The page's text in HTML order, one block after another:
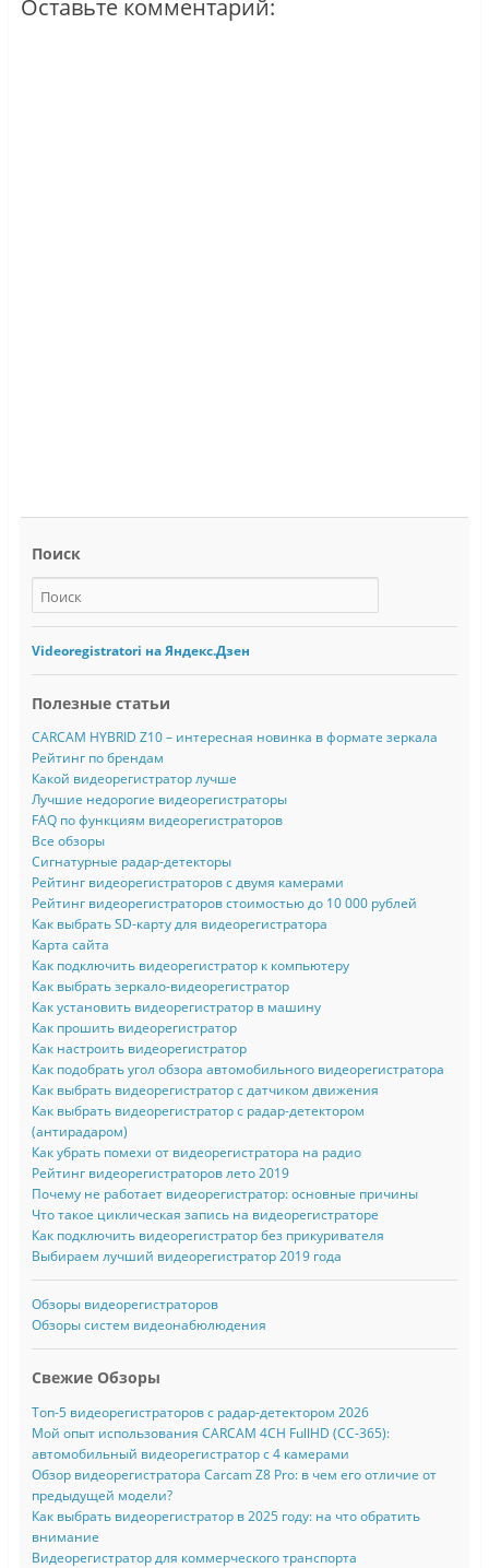
Оставьте комментарий:
Поиск
Videoregistratori на Яндекс.Дзен
Полезные статьи
CARCAM HYBRID Z10 – интересная новинка в формате зеркала
Рейтинг по брендам
Какой видеорегистратор лучше
Лучшие недорогие видеорегистраторы
FAQ по функциям видеорегистраторов
Все обзоры
Сигнатурные радар-детекторы
Рейтинг видеорегистраторов с двумя камерами
Рейтинг видеорегистраторов стоимостью до 10 000 рублей
Как выбрать SD-карту для видеорегистратора
Карта сайта
Как подключить видеорегистратор к компьютеру
Как выбрать зеркало-видеорегистратор
Как установить видеорегистратор в машину
Как прошить видеорегистратор
Как настроить видеорегистратор
Как подобрать угол обзора автомобильного видеорегистратора
Как выбрать видеорегистратор с датчиком движения
Как выбрать видеорегистратор с радар-детектором
(антирадаром)
Как убрать помехи от видеорегистратора на радио
Рейтинг видеорегистраторов лето 2019
Почему не работает видеорегистратор: основные причины
Что такое циклическая запись на видеорегистраторе
Как подключить видеорегистратор без прикуривателя
Выбираем лучший видеорегистратор 2019 года
Обзоры видеорегистраторов
Обзоры систем видеонабюлюдения
Свежие Обзоры
Топ-5 видеорегистраторов с радар-детектором 2026
Мой опыт использования CARCAM 4CH FullHD (CC-365):
автомобильный видеорегистратор с 4 камерами
Обзор видеорегистратора Carcam Z8 Pro: в чем его отличие от
предыдущей модели?
Как выбрать видеорегистратор в 2025 году: на что обратить
внимание
Видеорегистратор для коммерческого транспорта